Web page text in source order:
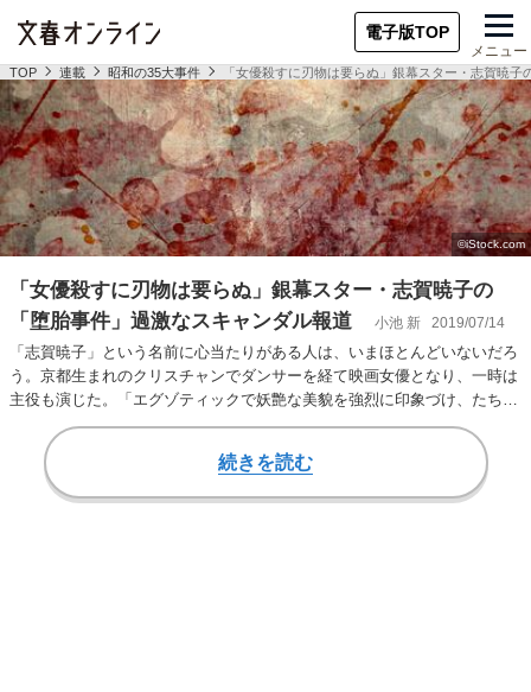
電子版TOP
メニュー
TOP 連載 昭和の35大事件 「女優殺すに刃物は要らぬ」銀幕スター・志賀暁
「女優殺すに刃物は要らぬ」銀幕スター・志賀暁子の
「堕胎事件」過激なスキャンダル報道
小池 新 2019/07/14
「志賀暁子」という名前に心当たりがある人は、いまほとんどいないだろ
う。京都生まれのクリスチャンでダンサーを経て映画女優となり、一時は
主役も演じた。「エグゾティックで妖艶な美貌を強烈に印象づけ、たちま
ちスターの仲間入り…
続きを読む